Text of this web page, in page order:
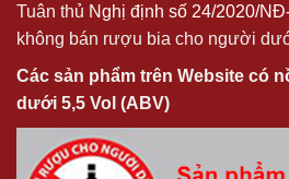
Tuân thủ Nghị định số 24/2020/
không bán rượu bia cho người
Các sản phẩm trên Website có
dưới 5,5 Vol (ABV)